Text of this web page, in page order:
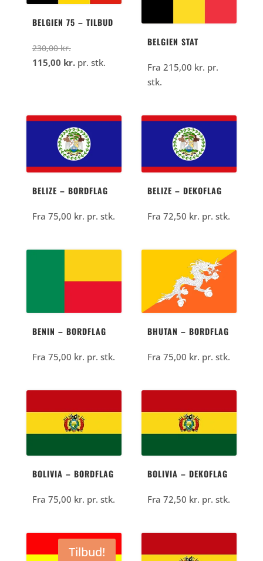
BELGIEN 75 – TILBUD
230,00kr.Den
oprindelige
kr..
115,00 kr.Den
115,00
kr..
pr. stk.
BELGIEN STAT
Fra 215,00 kr. pr.
stk.
BELIZE – BORDFLAG
Fra 75,00 kr. pr. stk.
BELIZE – DEKOFLAG
Fra72,50 kr. pr. stk.
BENIN – BORDFLAG
Fra 75,00 kr. pr. stk.
BHUTAN – BORDFLAG
Fra75,00 kr. pr. stk.
BOLIVIA – BORDFLAG
Fra 75,00 kr. pr. stk.
BOLIVIA – DEKOFLAG
Fra72,50 kr. pr. stk.
Tilbud!